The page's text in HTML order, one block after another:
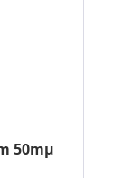
50mµ